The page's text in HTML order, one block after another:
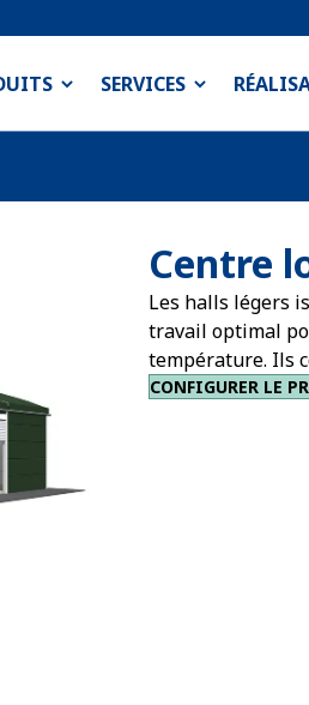
SERVICES
Centre
Les halls légers
travail optimal
température. Ils
CONFIGURER LE